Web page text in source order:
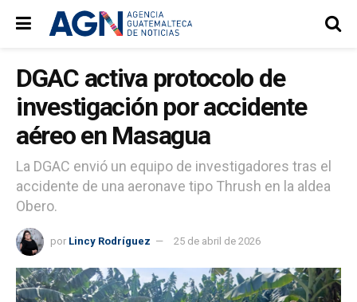
DGAC activa protocolo de
investigación por accidente
aéreo en Masagua
La DGAC envió un equipo de investigadores tras el
accidente de una aeronave tipo Thrush en la aldea
Obero.
por Lincy Rodríguez 25 de abril de 2026